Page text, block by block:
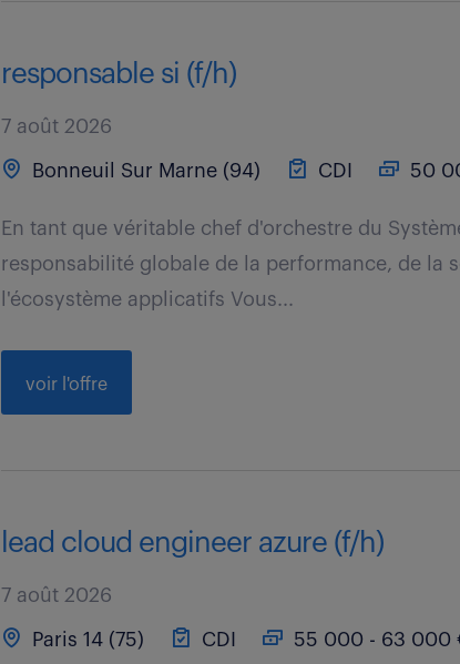
responsable si (f/h)
7 août 2026
Bonneuil Sur Marne (94) CDI 50
En tant que véritable chef d'orchestre du
responsabilité globale de la performance, de la
l'écosystème applicatifs Vous...
voir l'offre
lead cloud engineer azure (f/h)
7 août 2026
Paris 14 (75) CDI 55 000 - 63 000